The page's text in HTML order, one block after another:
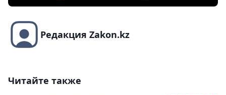
Редакция Zakon.kz
Читайте также